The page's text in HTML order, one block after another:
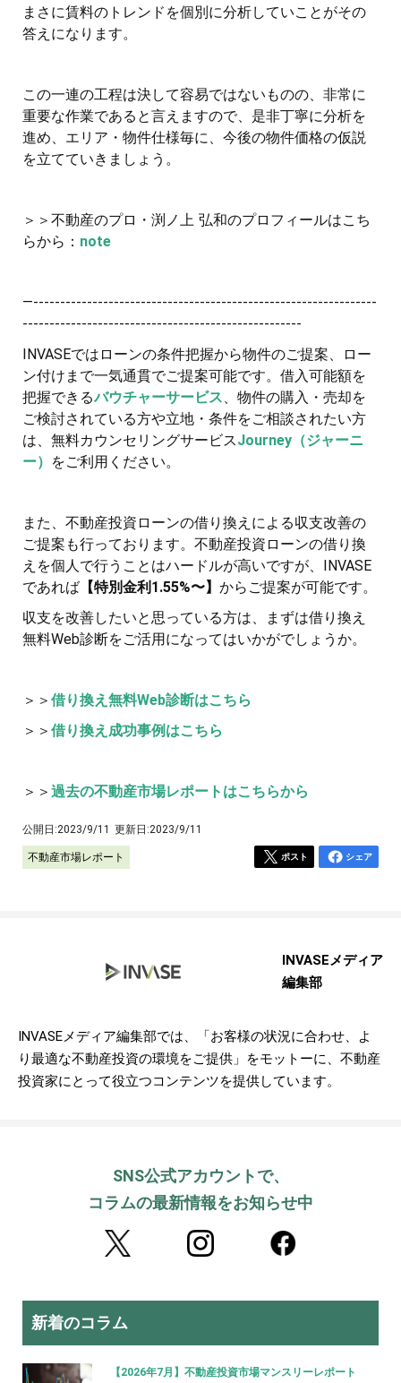
まさに賃料のトレンドを個別に分析していことがその
答えになります。
この一連の工程は決して容易ではないものの、非常に
重要な作業であると言えますので、是非丁寧に分析を
進め、エリア・物件仕様毎に、今後の物件価格の仮説
を立てていきましょう。
＞＞不動産のプロ・渕ノ上 弘和のプロフィールはこち
らから： note
—----------------------------------------------------------------
----------------------------------------------------
INVASEではローンの条件把握から物件のご提案、ロー
ン付けまで一気通貫でご提案可能です。借入可能額を
把握できるバウチャーサービス、物件の購入・売却を
ご検討されている方や立地・条件をご相談されたい方
は、無料カウンセリングサービスJourney（ジャーニ
ー） をご利用ください。
また、不動産投資ローンの借り換えによる収支改善の
ご提案も行っております。不動産投資ローンの借り換
えを個人で行うことはハードルが高いですが、INVASE
であれば 【特別金利1.55%〜】 からご提案が可能です。
収支を改善したいと思っている方は、まずは借り換え
無料Web診断をご活用になってはいかがでしょうか。
＞＞ 借り換え無料Web診断はこちら
＞＞ 借り換え成功事例はこちら
＞＞ 過去の不動産市場レポートはこちらから
公開日:2023/9/11 更新日:2023/9/11
不動産市場レポート ポスト シェア
INVASEメディア
編集部
INVASEメディア編集部では、「お客様の状況に合わせ、よ
り最適な不動産投資の環境をご提供」をモットーに、不動産
投資家にとって役立つコンテンツを提供しています。
SNS公式アカウントで、
コラムの最新情報をお知らせ中
新着のコラム
【2026年7月】不動産投資市場マンスリーレポート